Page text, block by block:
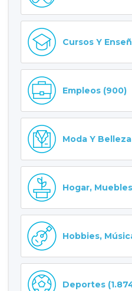
Cursos Y
Empleos (900)
Moda Y
Hogar,
Hobbies,
Deportes